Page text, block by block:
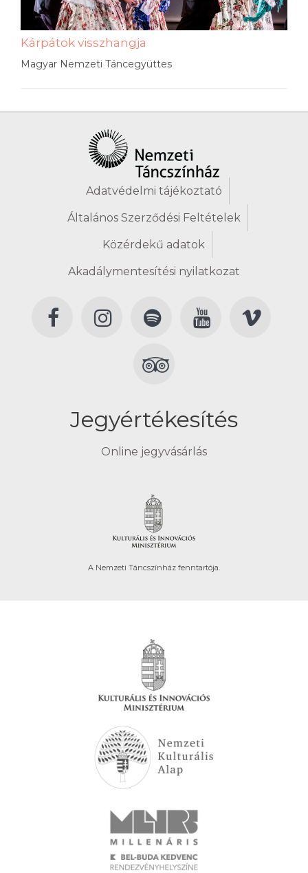
Kárpátok visszhangja
Magyar Nemzeti Táncegyüttes
Adatvédelmi tájékoztató
Általános Szerződési Feltételek
Közérdekű adatok
Akadálymentesítési nyilatkozat
Jegyértékesítés
Online jegyvásárlás
A Nemzeti Táncszínház fenntartója.